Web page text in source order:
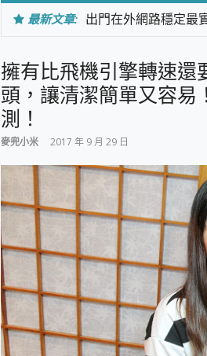
最新文章: 出門在外網路穩定最
專為 PC上的 XBOX
台灣製攝影機在這裡
測
電力超超超持久
超懂拍、耐用 AI 街
AI 支付 一錶搞定大小
超驚艷 讓人一眼就
美到讓人超想擁有
好用的 EaseUS
一鍵修復模糊影片、
小朋友才做選擇 投影
式生活新體驗
外型超吸晴~ 給您絕
開箱~變身「蜘蛛人
iPhone 17 系列 有
DJI Osmo Pocket 3
擁有比飛機引擎轉速還
頭，讓清潔簡單又容易
測！
麥兜小米 2017 年 9 月 29 日